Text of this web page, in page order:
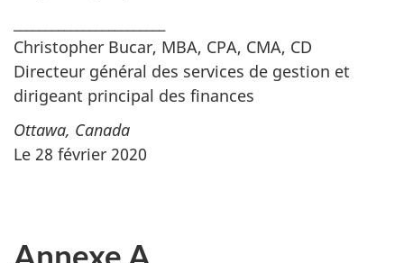
Christopher Bucar, MBA, CPA, CMA, CD
Directeur général des services de gestion et
dirigeant principal des finances
Ottawa, Canada
Le 28 février 2020
Annexe A